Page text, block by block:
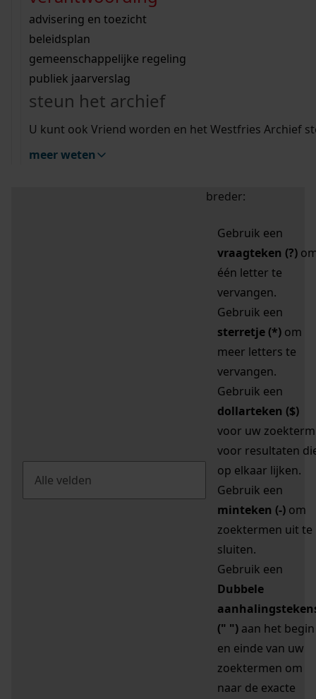
bouwvergunningen
omgevingsvergunningen
vergunningen
beeld en geluid
uitleg nodig?
Wij helpen u op weg met een aantal zoektips.
bekijk alle zoektips
Wij helpen u op weg met een aantal zoektips.
bekijk alle zoektips
bekijk ons geschiedenislokaal
advisering en toezicht
beleidsplan
gemeenschappelijke regeling
publiek jaarverslag
steun het archief
U kunt ook Vriend worden en het Westfries Archief
meer weten
zoektips
Mijn Studiezaal (inloggen)
uw zoekopdracht te
breder:
Gebruik een
vraagteken (?)
één letter te
vervangen.
Gebruik een
sterretje (*) om
meer letters te
vervangen.
Gebruik een
dollarteken ($)
voor uw zoekterm
voor resultaten
op elkaar lijken.
Gebruik een
minteken (-) om
zoektermen uit te
sluiten.
Gebruik een
Dubbele
(" ") aan het begin
en einde van uw
zoektermen om
naar de exacte